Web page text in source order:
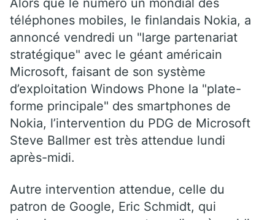
Alors que le numéro un mondial des
téléphones mobiles, le finlandais Nokia, a
annoncé vendredi un "large partenariat
stratégique" avec le géant américain
Microsoft, faisant de son système
d’exploitation Windows Phone la "plate-
forme principale" des smartphones de
Nokia, l’intervention du PDG de Microsoft
Steve Ballmer est très attendue lundi
après-midi.
Autre intervention attendue, celle du
patron de Google, Eric Schmidt, qui